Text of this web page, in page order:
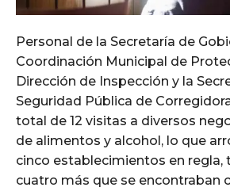
Personal de la Secretaría de
Coordinación Municipal de
Dirección de Inspección y la
Seguridad Pública de
total de 12 visitas a diversos
de alimentos y alcohol, lo que
cinco establecimientos en regla,
cuatro más que se encontraban